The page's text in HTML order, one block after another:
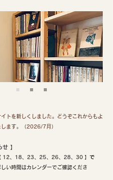
トを新しくしました。どうぞこれからもよ
します。（2026/7月）
せ 】
12、18、23、25、26、28、30 】 で
い時間はカレンダーでご確認くださ